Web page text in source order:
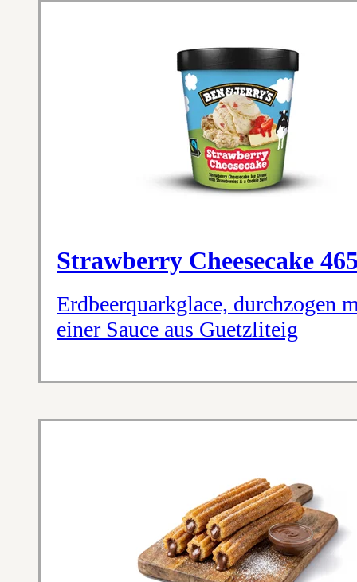
Strawberry Cheesecake
Erdbeerquarkglace, durchzogen
einer Sauce aus Guetzliteig